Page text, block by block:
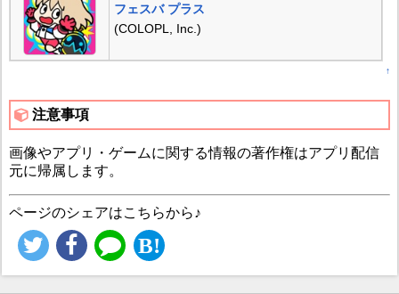
フェスバ プラス
(COLOPL, Inc.)
↑
注意事項
画像やアプリ・ゲームに関する情報の著作権はアプリ配信
元に帰属します。
ページのシェアはこちらから♪